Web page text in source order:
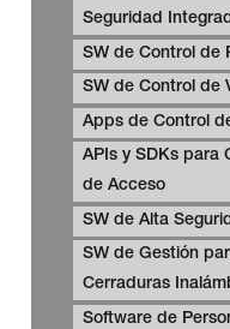
Seguridad
SW de Control de
SW de Control de
Apps de Control
APIs y SDKs para
de Acceso
SW de Alta
SW de Gestión
Cerraduras
Software de